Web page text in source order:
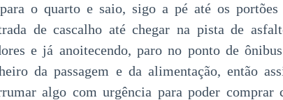
o quarto e saio, sigo a pé até os
de cascalho até chegar na pista de
e já anoitecendo, paro no ponto de
da passagem e da alimentação, então
algo com urgência para poder comprar